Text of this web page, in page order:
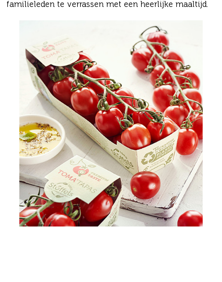
familieleden te verrassen met een heerlijke maaltijd.